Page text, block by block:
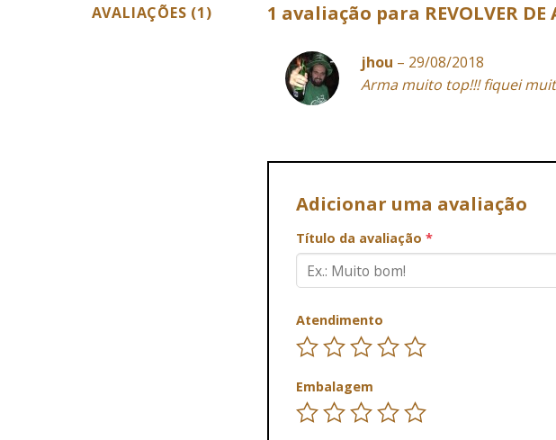
AVALIAÇÕES (1) 1 avaliação para REVOLVER
jhou – 29/08/2018
Arma muito top!!! fiquei
Adicionar uma avaliação
Título da avaliação *
Atendimento
Embalagem